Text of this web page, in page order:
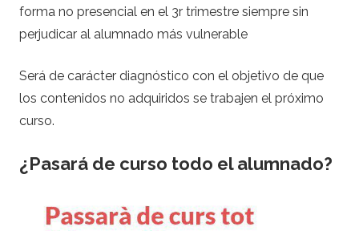
forma no presencial en el 3r trimestre siempre sin
perjudicar al alumnado más vulnerable
Será de carácter diagnóstico con el objetivo de que
los contenidos no adquiridos se trabajen el próximo
curso.
¿Pasará de curso todo el alumnado?